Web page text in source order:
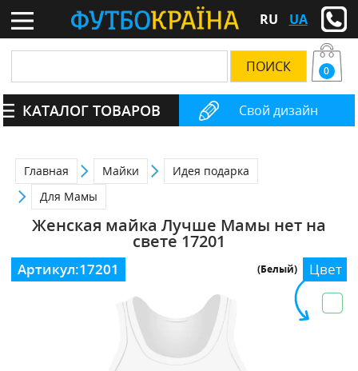
RU UA
Свой дизайн
0
КАТАЛОГ ТОВАРОВ
Главная Майки
Идея подарка
Для Мамы
Женская майка Лучше Мамы нет на
свете 17201
Цвет
(Белый)
Артикул:17201